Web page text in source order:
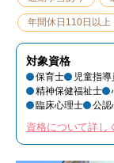
年間休日110日以上
対象資格
保育士 児童指
精神保健福祉士
臨床心理士
公認
資格について詳し